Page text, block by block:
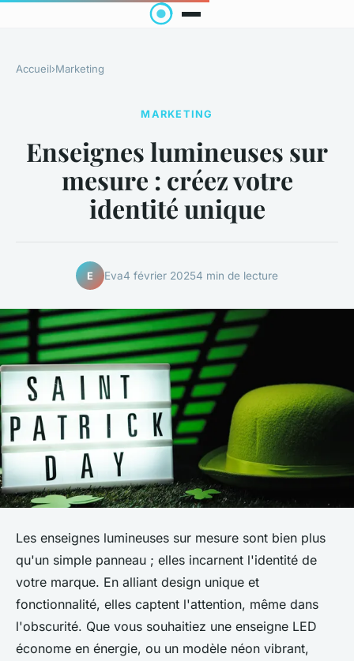
Accueil›Marketing
MARKETING
Enseignes lumineuses sur
mesure : créez votre
identité unique
E Eva4 février 20254 min de lecture
Les enseignes lumineuses sur mesure sont bien plus
qu'un simple panneau ; elles incarnent l'identité de
votre marque. En alliant design unique et
fonctionnalité, elles captent l'attention, même dans
l'obscurité. Que vous souhaitiez une enseigne LED
économe en énergie, ou un modèle néon vibrant,